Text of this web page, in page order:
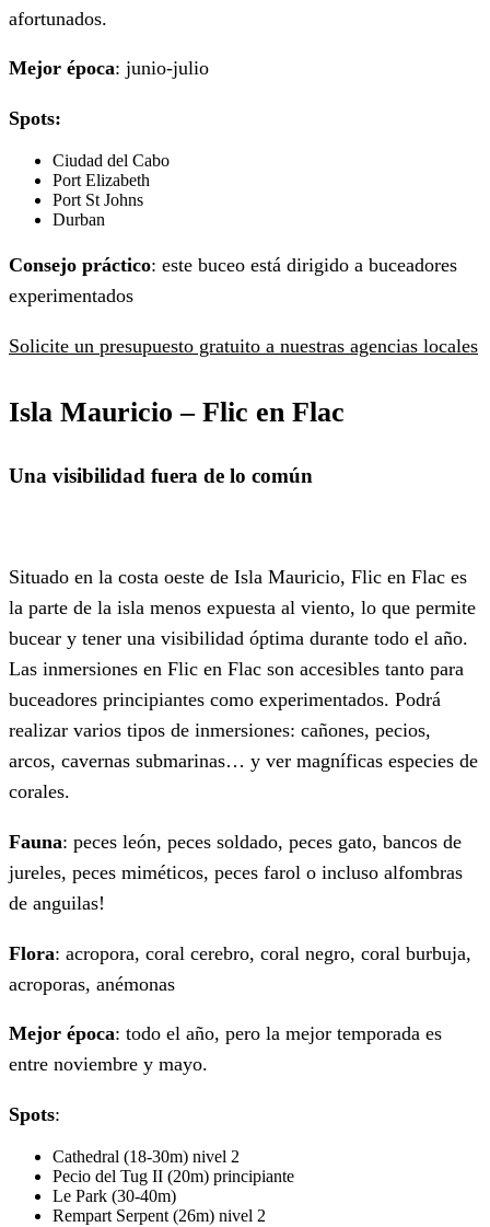
afortunados.
Mejor época: junio-julio
Spots:
Ciudad del Cabo
Port Elizabeth
Port St Johns
Durban
Consejo práctico: este buceo está dirigido a buceadores
experimentados
Solicite un presupuesto gratuito a nuestras agencias locales
Isla Mauricio – Flic en Flac
Una visibilidad fuera de lo común
Situado en la costa oeste de Isla Mauricio, Flic en Flac es
la parte de la isla menos expuesta al viento, lo que permite
bucear y tener una visibilidad óptima durante todo el año.
Las inmersiones en Flic en Flac son accesibles tanto para
buceadores principiantes como experimentados. Podrá
realizar varios tipos de inmersiones: cañones, pecios,
arcos, cavernas submarinas… y ver magníficas especies de
corales.
Fauna: peces león, peces soldado, peces gato, bancos de
jureles, peces miméticos, peces farol o incluso alfombras
de anguilas!
Flora: acropora, coral cerebro, coral negro, coral burbuja,
acroporas, anémonas
Mejor época: todo el año, pero la mejor temporada es
entre noviembre y mayo.
Spots:
Cathedral (18-30m) nivel 2
Pecio del Tug II (20m) principiante
Le Park (30-40m)
Rempart Serpent (26m) nivel 2